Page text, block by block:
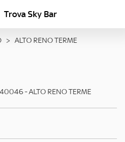
Trova Sky Bar
> ALTO RENO TERME
40046-ALTO RENO TERME